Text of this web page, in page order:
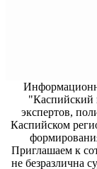
"Каспийский
экспертов,
Каспийском
Приглашаем к
не безразлична